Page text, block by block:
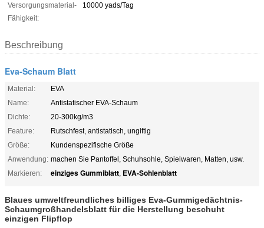
Versorgungsmaterial-
Fähigkeit:
10000 yads/Tag
Beschreibung
Eva-Schaum Blatt
Material:
EVA
Name:
Antistatischer EVA-Schaum
Dichte:
20-300kg/m3
Feature:
Rutschfest, antistatisch, ungiftig
Größe:
Kundenspezifische Größe
Anwendung: machen Sie Pantoffel, Schuhsohle, Spielwaren, Matten, usw.
Markieren:
einziges Gummiblatt, EVA-Sohlenblatt
Blaues umweltfreundliches billiges Eva-Gummigedächtnis-
Schaumgroßhandelsblatt für die Herstellung beschuht
einzigen Flipflop